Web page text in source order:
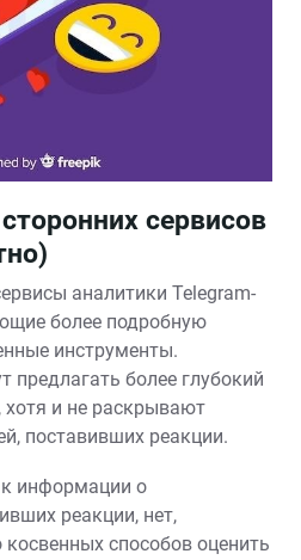
сервисов
аналитики Telegram-
более подробную
инструменты.
предлагать более глубокий
хотя и не раскрывают
поставивших реакции.
информации о
реакции, нет,
способов оценить